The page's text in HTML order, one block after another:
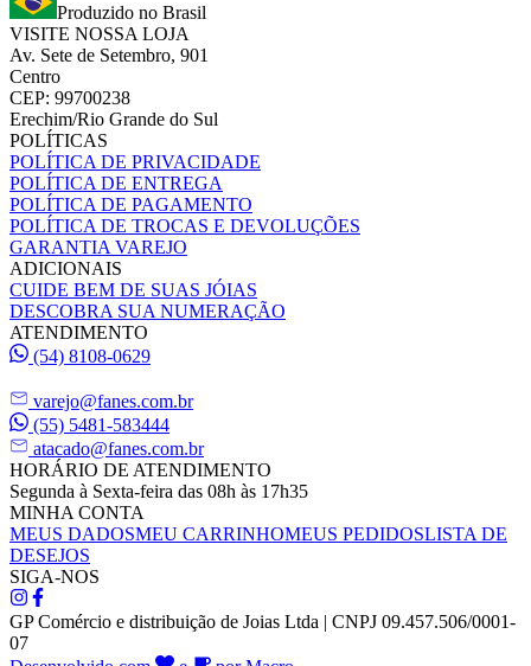
Produzido no Brasil
VISITE NOSSA LOJA
Av. Sete de Setembro, 901
Centro
CEP: 99700238
Erechim/Rio Grande do Sul
POLÍTICAS
POLÍTICA DE PRIVACIDADE
POLÍTICA DE ENTREGA
POLÍTICA DE PAGAMENTO
POLÍTICA DE TROCAS E DEVOLUÇÕES
GARANTIA VAREJO
ADICIONAIS
CUIDE BEM DE SUAS JÓIAS
DESCOBRA SUA NUMERAÇÃO
ATENDIMENTO
(54) 8108-0629
varejo@fanes.com.br
(55) 5481-583444
atacado@fanes.com.br
HORÁRIO DE ATENDIMENTO
Segunda à Sexta-feira das 08h às 17h35
MINHA CONTA
MEUS DADOSMEU CARRINHOMEUS PEDIDOSLISTA DE
DESEJOS
SIGA-NOS
GP Comércio e distribuição de Joias Ltda | CNPJ 09.457.506/0001-
07